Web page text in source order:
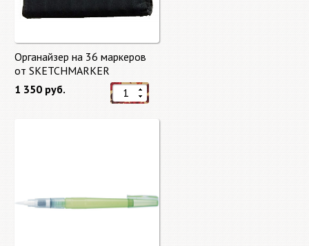
Органайзер на 36 маркеров
от SKETCHMARKER
1 350 руб.